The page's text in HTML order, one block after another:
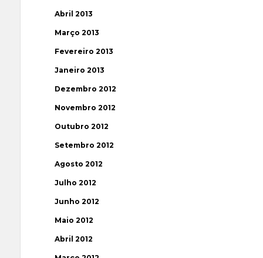
Abril 2013
Março 2013
Fevereiro 2013
Janeiro 2013
Dezembro 2012
Novembro 2012
Outubro 2012
Setembro 2012
Agosto 2012
Julho 2012
Junho 2012
Maio 2012
Abril 2012